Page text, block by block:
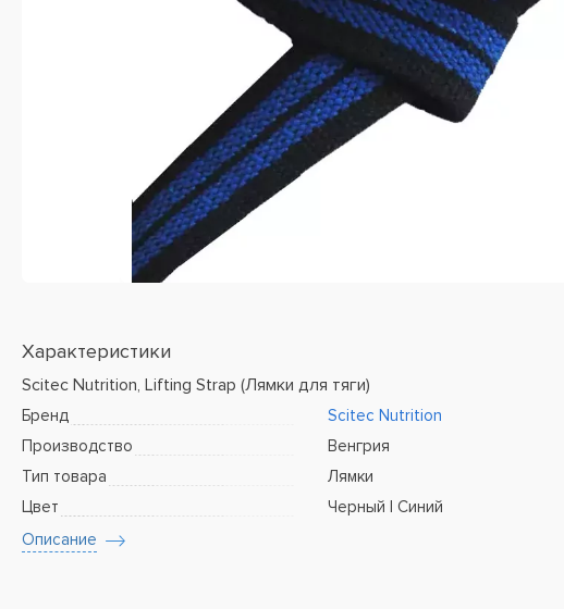
Характеристики
Scitec Nutrition, Lifting Strap (Лямки для тяги)
Бренд
Scitec Nutrition
Производство
Венгрия
Тип товара
Лямки
Цвет
Черный | Синий
Описание